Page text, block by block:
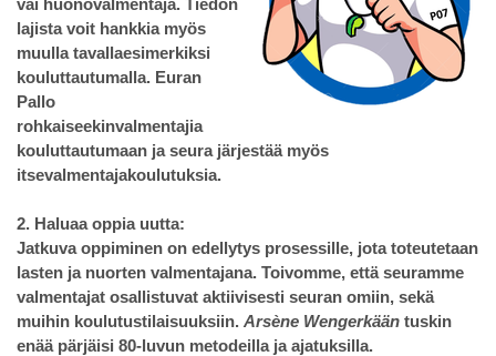
vai huonovalmentaja. Tiedon
lajista voit hankkia myös
muulla tavallaesimerkiksi
kouluttautumalla. Euran
Pallo
rohkaiseekinvalmentajia
kouluttautumaan ja seura järjestää myös
itsevalmentajakoulutuksia.
2. Haluaa oppia uutta:
Jatkuva oppiminen on edellytys prosessille, jota toteutetaan
lasten ja nuorten valmentajana. Toivomme, että seuramme
valmentajat osallistuvat aktiivisesti seuran omiin, sekä
muihin koulutustilaisuuksiin. Arsène Wengerkään tuskin
enää pärjäisi 80-luvun metodeilla ja ajatuksilla.